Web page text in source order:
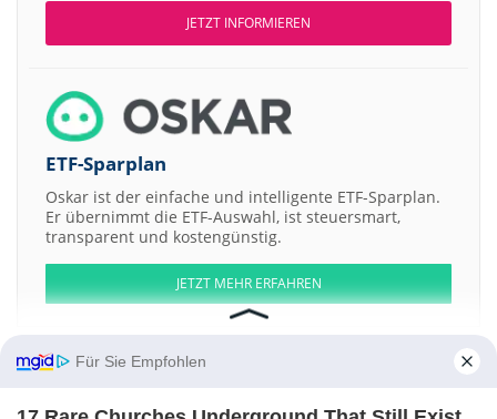
JETZT INFORMIEREN
ETF-Sparplan
Oskar ist der einfache und intelligente ETF-Sparplan.
Er übernimmt die ETF-Auswahl, ist steuersmart,
transparent und kostengünstig.
JETZT MEHR ERFAHREN
Aktien ATX DAX EuroStoxx 50 Dow Jones NASDAQ 100 Nikkei 225
Für Sie Empfohlen